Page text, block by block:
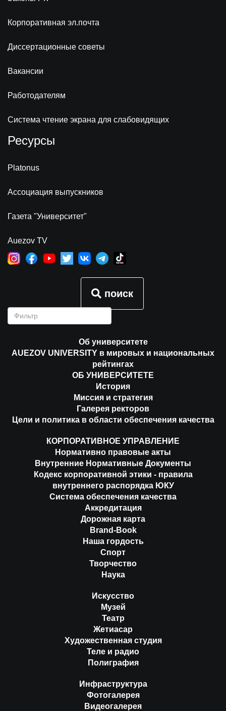
Корпоративная эл.почта
Диссертационные советы
Вакансии
Работодателям
Система чтение экрана для слабовидящих
Ресурсы
Platonus
Ассоциация выпускников
Газета "Университет"
Auezov TV
поиск
Об университете
AUEZOV UNIVERSITY в мировых и национальных
рейтингах
ОБ УНИВЕРСИТЕТЕ
История
Миссия и стратегия
Галерея ректоров
Цели и политика в области обеспечения качества
КОРПОРАТИВНОЕ УПРАВЛЕНИЕ
Нормативно правовые акты
Внутренние Нормативные Документы
Кодекс корпоративной этики - правила
внутреннего распорядка ЮКУ
Система обеспечения качества
Аккредитация
Дорожная карта
Brand-Book
Наша гордость
Спорт
Творчество
Наука
Искусство
Музей
Театр
Жетиасар
Художественная студия
Теле и радио
Полиграфия
Инфраструктура
Фотогалерея
Видеогалерея